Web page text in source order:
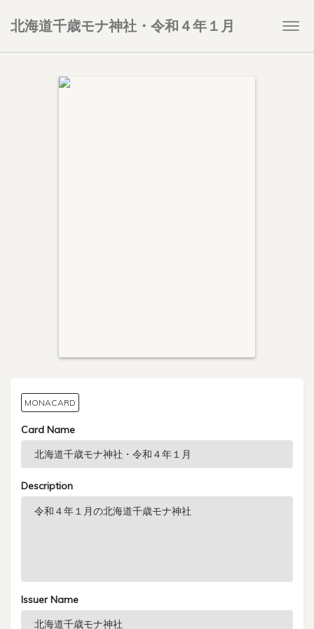
北海道千歳モナ神社・令和４年１月
MONACARD
Card Name
Description
Issuer Name